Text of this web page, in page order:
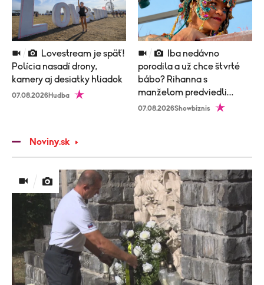
Polícia nasadí drony,
kamery aj desiatky hliadok
07.08.2026Hudba
porodila a už chce štvrté
bábo? Rihanna s
manželom predviedli
poriadne nemravný tanec!
07.08.2026Showbiznis
Noviny.sk